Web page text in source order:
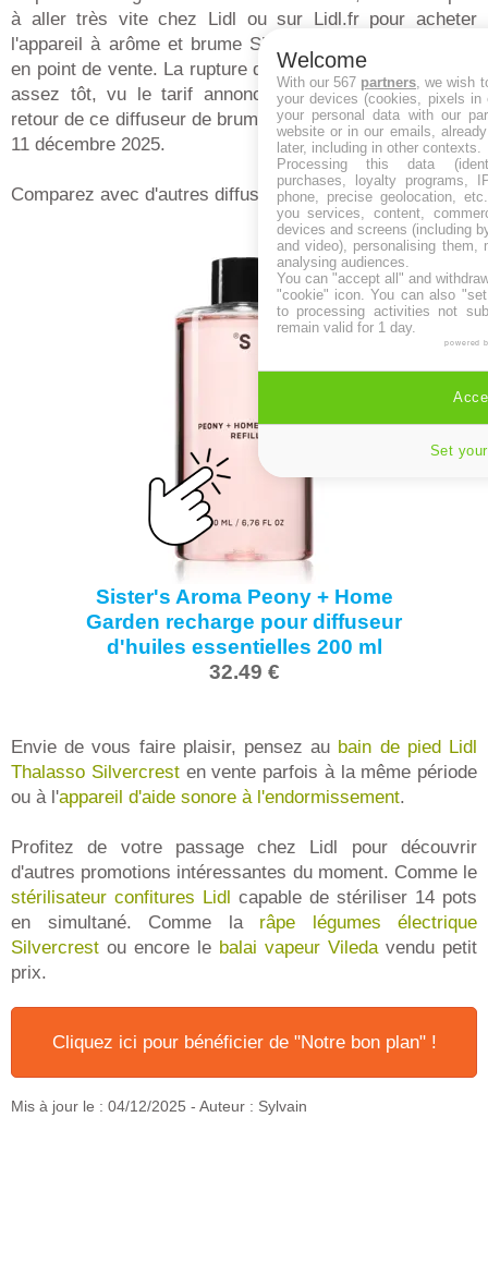
à aller très vite chez Lidl ou sur Lidl.fr pour acheter
l'appareil à arôme et brume Silvercrest dès son arrivée
en point de vente. La rupture de stock risque de survenir
assez tôt, vu le tarif annoncé de 14,99€. La date de
retour de ce diffuseur de brume ultrasons Lidl est le jeudi
11 décembre 2025.
Comparez avec d'autres diffuseurs en ligne :
Sister's Aroma Peony + Home
Garden recharge pour diffuseur
d'huiles essentielles 200 ml
32.49 €
Envie de vous faire plaisir, pensez au bain de pied Lidl
Thalasso Silvercresten vente parfois à la même période
ou à l'appareil d'aide sonore à l'endormissement.
Profitez de votre passage chez Lidl pour découvrir
d'autres promotions intéressantes du moment. Comme le
stérilisateur confitures Lidl capable de stériliser 14 pots
en simultané. Comme la râpe légumes électrique
Silvercrest ou encore le balai vapeur Vileda vendu petit
prix.
Cliquez ici pour bénéficier de "Notre bon plan" !
Mis à jour le : 04/12/2025 - Auteur : Sylvain
Welcome
With our 567 partners , we wish
your devices (cookies, pixels
your personal data with our
website or in our emails,
later, including in other contexts.
Processing this data
purchases, loyalty programs,
phone, precise geolocation,
you services, content,
devices and screens (including
and video), personalising them,
analysing audiences.
You can "accept all" and
"cookie" icon. You can also
to processing activities not
remain valid for 1 day.
powered
Set